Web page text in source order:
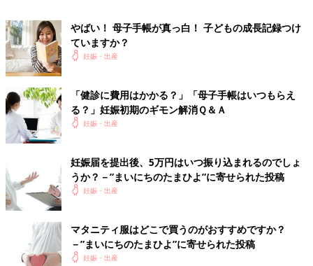
やばい！ 母子手帳が真っ白！ 子どもの成長記録つけ
ていますか？
妊娠・出産
「健診に費用はかかる？」「母子手帳はいつもらえ
る？」妊娠初期のギモン解消Ｑ＆Ａ
妊娠・出産
妊娠届を提出後、5万円はいつ振り込まれるのでしょ
うか？－”まいにちのたまひよ”に寄せられた投稿
妊娠・出産
マタニティ服はどこで買うのがおすすめですか？
－”まいにちのたまひよ”に寄せられた投稿
妊娠・出産